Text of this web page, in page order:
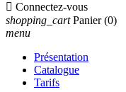
 Connectez-vous
shopping_cart Panier (0)
menu
Présentation
Catalogue
Tarifs